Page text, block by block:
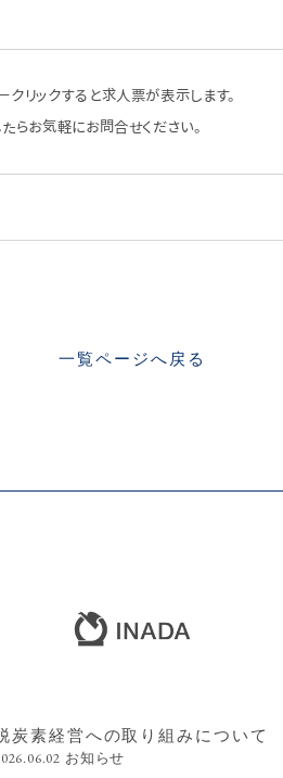
リックすると求人票が表示します。
らお気軽にお問合せください。
一覧ページへ戻る
炭素経営への取り組みについて
お知らせ